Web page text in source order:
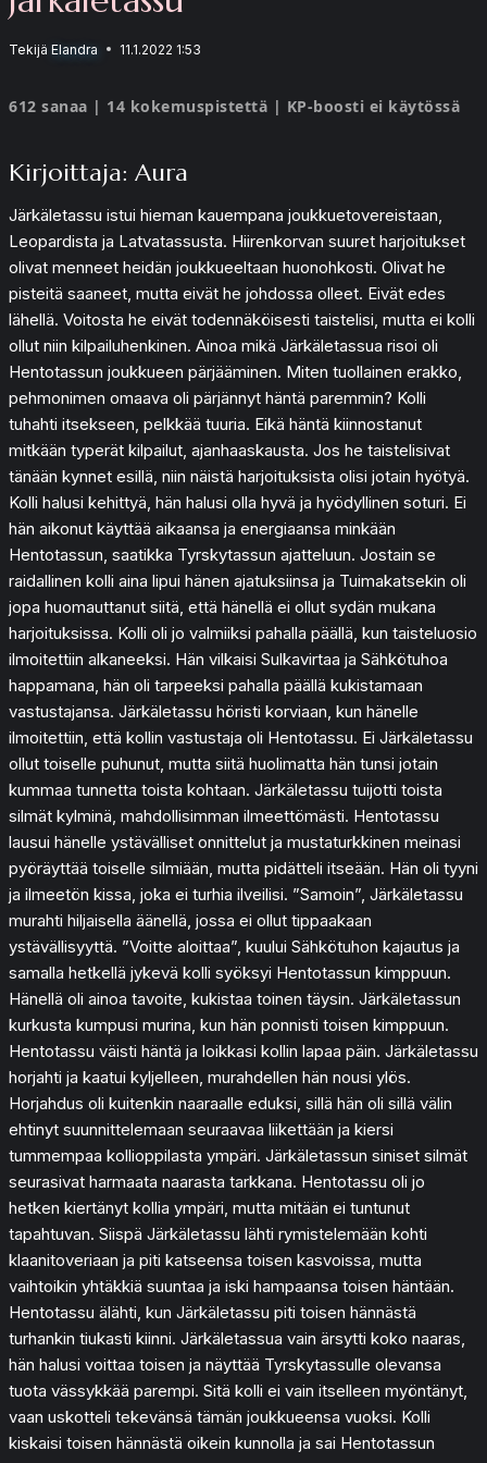
Tekijä Elandra 11.1.2022 1:53
612 sanaa | 14 kokemuspistettä | KP-boosti ei käytössä
Kirjoittaja: Aura
Järkäletassu istui hieman kauempana joukkuetovereistaan,
Leopardista ja Latvatassusta. Hiirenkorvan suuret harjoitukset
olivat menneet heidän joukkueeltaan huonohkosti. Olivat he
pisteitä saaneet, mutta eivät he johdossa olleet. Eivät edes
lähellä. Voitosta he eivät todennäköisesti taistelisi, mutta ei kolli
ollut niin kilpailuhenkinen. Ainoa mikä Järkäletassua risoi oli
Hentotassun joukkueen pärjääminen. Miten tuollainen erakko,
pehmonimen omaava oli pärjännyt häntä paremmin? Kolli
tuhahti itsekseen, pelkkää tuuria. Eikä häntä kiinnostanut
mitkään typerät kilpailut, ajanhaaskausta. Jos he taistelisivat
tänään kynnet esillä, niin näistä harjoituksista olisi jotain hyötyä.
Kolli halusi kehittyä, hän halusi olla hyvä ja hyödyllinen soturi. Ei
hän aikonut käyttää aikaansa ja energiaansa minkään
Hentotassun, saatikka Tyrskytassun ajatteluun. Jostain se
raidallinen kolli aina lipui hänen ajatuksiinsa ja Tuimakatsekin oli
jopa huomauttanut siitä, että hänellä ei ollut sydän mukana
harjoituksissa. Kolli oli jo valmiiksi pahalla päällä, kun taisteluosio
ilmoitettiin alkaneeksi. Hän vilkaisi Sulkavirtaa ja Sähkötuhoa
happamana, hän oli tarpeeksi pahalla päällä kukistamaan
vastustajansa. Järkäletassu höristi korviaan, kun hänelle
ilmoitettiin, että kollin vastustaja oli Hentotassu. Ei Järkäletassu
ollut toiselle puhunut, mutta siitä huolimatta hän tunsi jotain
kummaa tunnetta toista kohtaan. Järkäletassu tuijotti toista
silmät kylminä, mahdollisimman ilmeettömästi. Hentotassu
lausui hänelle ystävälliset onnittelut ja mustaturkkinen meinasi
pyöräyttää toiselle silmiään, mutta pidätteli itseään. Hän oli tyyni
ja ilmeetön kissa, joka ei turhia ilveilisi. ”Samoin”, Järkäletassu
murahti hiljaisella äänellä, jossa ei ollut tippaakaan
ystävällisyyttä. ”Voitte aloittaa”, kuului Sähkötuhon kajautus ja
samalla hetkellä jykevä kolli syöksyi Hentotassun kimppuun.
Hänellä oli ainoa tavoite, kukistaa toinen täysin. Järkäletassun
kurkusta kumpusi murina, kun hän ponnisti toisen kimppuun.
Hentotassu väisti häntä ja loikkasi kollin lapaa päin. Järkäletassu
horjahti ja kaatui kyljelleen, murahdellen hän nousi ylös.
Horjahdus oli kuitenkin naaraalle eduksi, sillä hän oli sillä välin
ehtinyt suunnittelemaan seuraavaa liikettään ja kiersi
tummempaa kollioppilasta ympäri. Järkäletassun siniset silmät
seurasivat harmaata naarasta tarkkana. Hentotassu oli jo
hetken kiertänyt kollia ympäri, mutta mitään ei tuntunut
tapahtuvan. Siispä Järkäletassu lähti rymistelemään kohti
klaanitoveriaan ja piti katseensa toisen kasvoissa, mutta
vaihtoikin yhtäkkiä suuntaa ja iski hampaansa toisen häntään.
Hentotassu älähti, kun Järkäletassu piti toisen hännästä
turhankin tiukasti kiinni. Järkäletassua vain ärsytti koko naaras,
hän halusi voittaa toisen ja näyttää Tyrskytassulle olevansa
tuota vässykkää parempi. Sitä kolli ei vain itselleen myöntänyt,
vaan uskotteli tekevänsä tämän joukkueensa vuoksi. Kolli
kiskaisi toisen hännästä oikein kunnolla ja sai Hentotassun